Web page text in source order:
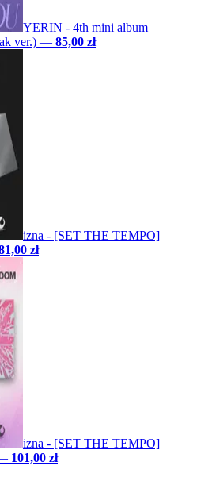
YERIN - 4th mini album
ver.) — 85,00 zł
izna - [SET THE TEMPO]
zł
izna - [SET THE TEMPO]
101,00 zł